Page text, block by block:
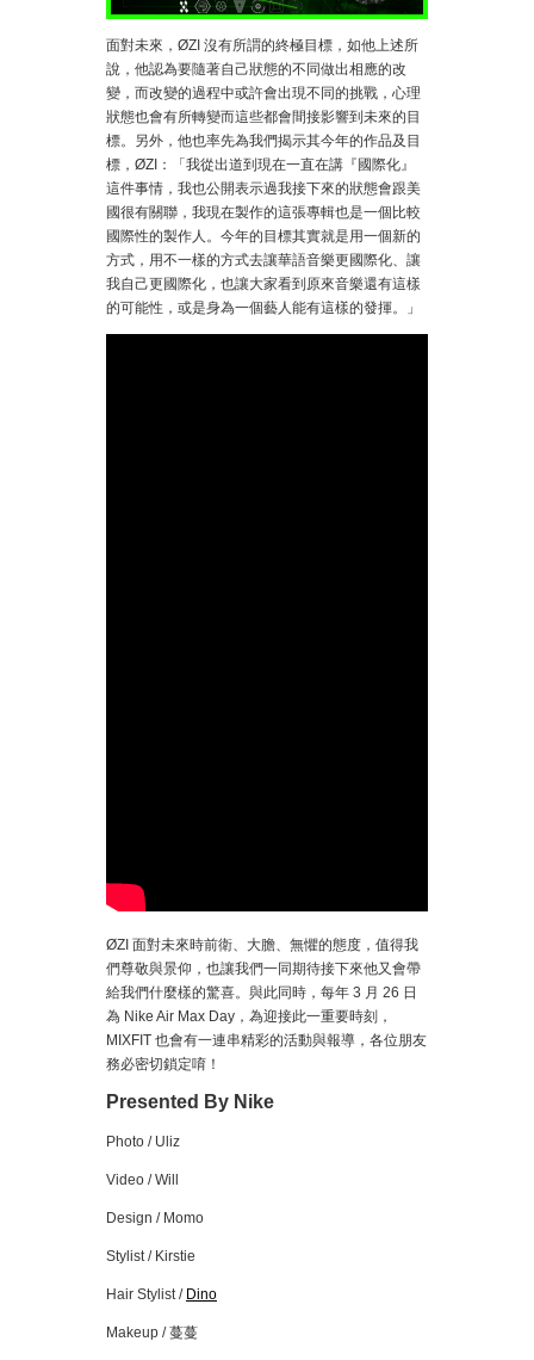
面對未來，ØZI 沒有所謂的終極目標，如他上述所
說，他認為要隨著自己狀態的不同做出相應的改
變，而改變的過程中或許會出現不同的挑戰，心理
狀態也會有所轉變而這些都會間接影響到未來的目
標。另外，他也率先為我們揭示其今年的作品及目
標，ØZI：「我從出道到現在一直在講『國際化』
這件事情，我也公開表示過我接下來的狀態會跟美
國很有關聯，我現在製作的這張專輯也是一個比較
國際性的製作人。今年的目標其實就是用一個新的
方式，用不一樣的方式去讓華語音樂更國際化、讓
我自己更國際化，也讓大家看到原來音樂還有這樣
的可能性，或是身為一個藝人能有這樣的發揮。」
ØZI 面對未來時前衛、大膽、無懼的態度，值得我
們尊敬與景仰，也讓我們一同期待接下來他又會帶
給我們什麼樣的驚喜。與此同時，每年 3 月 26 日
為 Nike Air Max Day，為迎接此一重要時刻，
MIXFIT 也會有一連串精彩的活動與報導，各位朋友
務必密切鎖定唷！
Presented By Nike
Photo / Uliz
Video / Will
Design / Momo
Stylist / Kirstie
Hair Stylist / Dino
Makeup / 蔓蔓